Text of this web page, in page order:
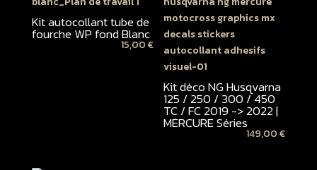
Kit autocollant tube de
fourche WP fond Blanc
15,00€
Kit déco NG Husqvarna
125 / 250 / 300 / 450
TC / FC 2019 -> 2022 |
MERCURE Séries
149,00€